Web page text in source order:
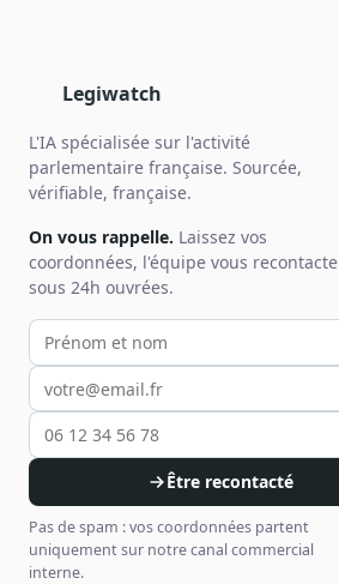
Legiwatch
L'IA spécialisée sur l'activité
parlementaire française. Sourcée,
vérifiable, française.
On vous rappelle. Laissez vos
coordonnées, l'équipe vous recontacte
sous 24h ouvrées.
Votre prénom et nom
Votre email
Votre téléphone
Être recontacté
Pas de spam : vos coordonnées partent
uniquement sur notre canal commercial
interne.